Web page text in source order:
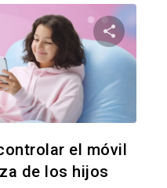
el móvil
de los hijos